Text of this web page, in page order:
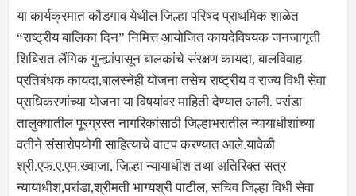
या कार्यक्रमात कौडगाव येथील जिल्हा परिषद प्राथमिक शाळेत
“राष्ट्रीय बालिका दिन” निमित्त आयोजित कायदेविषयक जनजागृती
शिबिरात लैंगिक गुन्ह्यांपासून बालकांचे संरक्षण कायदा, बालविवाह
प्रतिबंधक कायदा,बालस्नेही योजना तसेच राष्ट्रीय व राज्य विधी सेवा
प्राधिकरणांच्या योजना या विषयांवर माहिती देण्यात आली. परांडा
तालुक्यातील पूरग्रस्त नागरिकांसाठी जिल्हाभरातील न्यायाधीशांच्या
वतीने संसारोपयोगी साहित्याचे वाटप करण्यात आले.यावेळी
श्री.एफ.ए.एम.ख्वाजा, जिल्हा न्यायाधीश तथा अतिरिक्त सत्र
न्यायाधीश,परांडा,श्रीमती भाग्यश्री पाटील, सचिव जिल्हा विधी सेवा